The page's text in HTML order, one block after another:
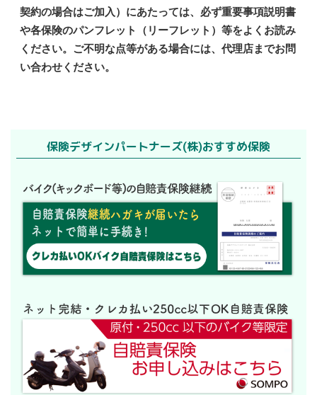
契約の場合はご加入）にあたっては、必ず重要事項説明書
や各保険のパンフレット（リーフレット）等をよくお読み
ください。ご不明な点等がある場合には、代理店までお問
い合わせください。